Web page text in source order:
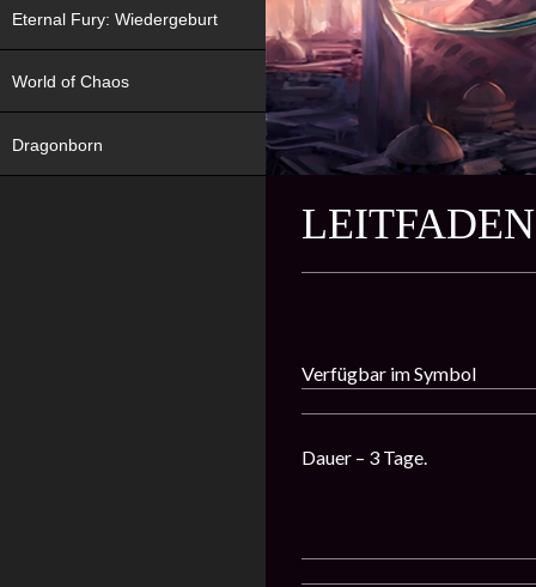
Verfügbar im Symbol
Dauer – 3 Tage.
Eternal Fury: Wiedergeburt
World of Chaos
Dragonborn